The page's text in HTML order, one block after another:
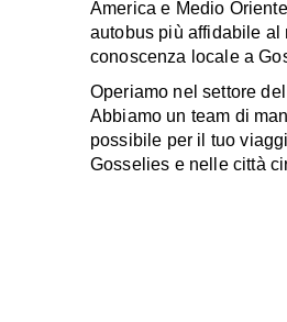
America e Medio
autobus più affidabile al
conoscenza locale a
Operiamo nel settore del
Abbiamo un team di
possibile per il tuo
Gosselies e nelle città